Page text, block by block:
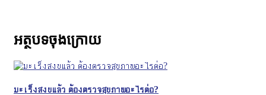
អត្ថបទចុងក្រោយ
มะเร็งสงบแล้ว ต้องตรวจสุขภาพอะไรต่อ?